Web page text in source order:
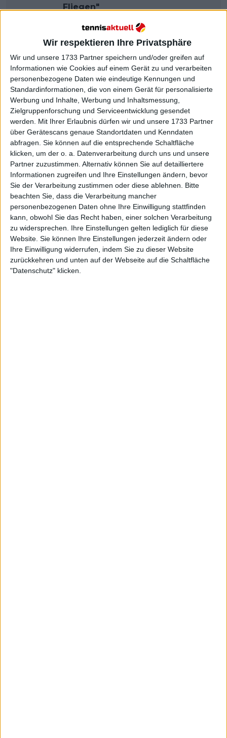
Wir respektieren Ihre Privatsphäre
Wir und unsere 1733 Partner speichern und/oder greifen auf
Informationen wie Cookies auf einem Gerät zu und verarbeiten
personenbezogene Daten wie eindeutige Kennungen und
Standardinformationen, die von einem Gerät für personalisierte
Werbung und Inhalte, Werbung und Inhaltsmessung,
Zielgruppenforschung und Serviceentwicklung gesendet
werden.
Mit Ihrer Erlaubnis dürfen wir und unsere 1733 Partner
über Gerätescans genaue Standortdaten und Kenndaten
abfragen. Sie können auf die entsprechende Schaltfläche
klicken, um der o. a. Datenverarbeitung durch uns und unsere
Partner zuzustimmen. Alternativ können Sie auf detailliertere
Informationen zugreifen und Ihre Einstellungen ändern, bevor
Sie der Verarbeitung zustimmen oder diese ablehnen.
Bitte
beachten Sie, dass die Verarbeitung mancher
personenbezogenen Daten ohne Ihre Einwilligung stattfinden
kann, obwohl Sie das Recht haben, einer solchen Verarbeitung
zu widersprechen. Ihre Einstellungen gelten lediglich für diese
Website. Sie können Ihre Einstellungen jederzeit ändern oder
Ihre Einwilligung widerrufen, indem Sie zu dieser Website
zurückkehren und unten auf der Webseite auf die Schaltfläche
"Datenschutz" klicken.
Fliegen"
Die beiden Männer haben sich in der Vergangenheit
11 Mal gegenübergestanden. Murray hat einen
Vorsprung von 8:3 in ihren direkten Duellen, aber
dies wird ihr erstes Match seit 7 Jahren sein.
Alcaraz tritt gegen
Harris an
Später am Tag auf Arthur Ashe wird der
Titelverteidiger der US Open, Alcaraz, auf den
Südafrikaner Lloyd Harris treffen. In seiner
Erstrundenpartie gewann der Spanier den ersten
Satz gegen Dominik Keopfer mit 6:2, bevor der
Deutsche im zweiten Satz aus dem Spiel ausschied.
Harris besiegte unterdessen Guido Pella in zwei
Sätzen mit 7:6 (5), 6:4, 6:4.
Alcaraz und Harris haben noch nie gegeneinander
gespielt, und Harris' starker Aufschlag könnte ihm
einige spannende Winner bescheren. Der